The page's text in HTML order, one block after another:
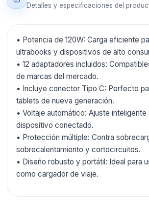
Detalles y especificaciones del
• Potencia de 120W: Carga eficiente
ultrabooks y dispositivos de alto
• 12 adaptadores incluidos:
de marcas del mercado.
• Incluye conector Tipo C: Perfecto
tablets de nueva generación.
• Voltaje automático: Ajuste inteligente
dispositivo conectado.
• Protección múltiple: Contra
sobrecalentamiento y cortocircuitos.
• Diseño robusto y portátil: Ideal para
como cargador de viaje.